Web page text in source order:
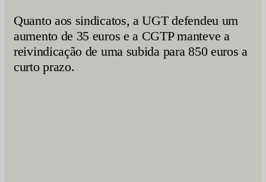
Quanto aos sindicatos, a UGT defendeu um
aumento de 35 euros e a CGTP manteve a
reivindicação de uma subida para 850 euros a
curto prazo.